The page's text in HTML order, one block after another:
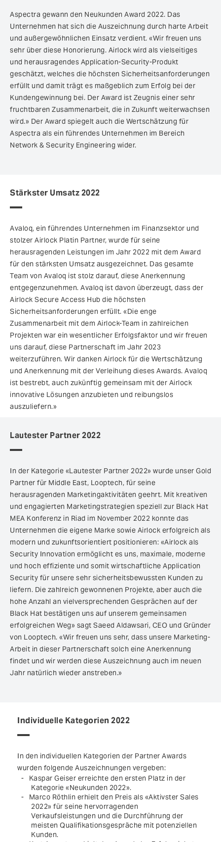
Aspectra gewann den Neukunden Award 2022. Das
Unternehmen hat sich die Auszeichnung durch harte Arbeit
und außergewöhnlichen Einsatz verdient. «Wir freuen uns
sehr über diese Honorierung. Airlock wird als vielseitiges
und herausragendes Application-Security-Produkt
geschätzt, welches die höchsten Sicherheitsanforderungen
erfüllt und damit trägt es maßgeblich zum Erfolg bei der
Kundengewinnung bei. Der Award ist Zeugnis einer sehr
fruchtbaren Zusammenarbeit, die in Zukunft weiterwachsen
wird.» Der Award spiegelt auch die Wertschätzung für
Aspectra als ein führendes Unternehmen im Bereich
Network & Security Engineering wider.
Stärkster Umsatz 2022
Avaloq, ein führendes Unternehmen im Finanzsektor und
stolzer Airlock Platin Partner, wurde für seine
herausragenden Leistungen im Jahr 2022 mit dem Award
für den stärksten Umsatz ausgezeichnet. Das gesamte
Team von Avaloq ist stolz darauf, diese Anerkennung
entgegenzunehmen. Avaloq ist davon überzeugt, dass der
Airlock Secure Access Hub die höchsten
Sicherheitsanforderungen erfüllt. «Die enge
Zusammenarbeit mit dem Airlock-Team in zahlreichen
Projekten war ein wesentlicher Erfolgsfaktor und wir freuen
uns darauf, diese Partnerschaft im Jahr 2023
weiterzuführen. Wir danken Airlock für die Wertschätzung
und Anerkennung mit der Verleihung dieses Awards. Avaloq
ist bestrebt, auch zukünftig gemeinsam mit der Airlock
innovative Lösungen anzubieten und reibungslos
auszuliefern.»
Lautester Partner 2022
In der Kategorie «Lautester Partner 2022» wurde unser Gold
Partner für Middle East, Looptech, für seine
herausragenden Marketingaktivitäten geehrt. Mit kreativen
und engagierten Marketingstrategien speziell zur Black Hat
MEA Konferenz in Riad im November 2022 konnte das
Unternehmen die eigene Marke sowie Airlock erfolgreich als
modern und zukunftsorientiert positionieren: «Airlock als
Security Innovation ermöglicht es uns, maximale, moderne
und hoch effiziente und somit wirtschaftliche Application
Security für unsere sehr sicherheitsbewussten Kunden zu
liefern. Die zahlreich gewonnenen Projekte, aber auch die
hohe Anzahl an vielversprechenden Gesprächen auf der
Black Hat bestätigen uns auf unserem gemeinsamen
erfolgreichen Weg» sagt Saeed Aldawsari, CEO und Gründer
von Looptech. «Wir freuen uns sehr, dass unsere Marketing-
Arbeit in dieser Partnerschaft solch eine Anerkennung
findet und wir werden diese Auszeichnung auch im neuen
Jahr natürlich wieder anstreben.»
Individuelle Kategorien 2022
In den individuellen Kategorien der Partner Awards
wurden folgende Auszeichnungen vergeben:
Kaspar Geiser erreichte den ersten Platz in der
Kategorie «Neukunden 2022».
Marco Röthlin erhielt den Preis als «Aktivster Sales
2022» für seine hervorragenden
Verkaufsleistungen und die Durchführung der
meisten Qualifikationsgespräche mit potenziellen
Kunden.